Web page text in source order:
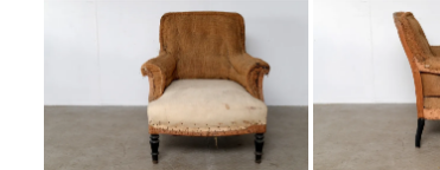
山田真萬
横井佳乃